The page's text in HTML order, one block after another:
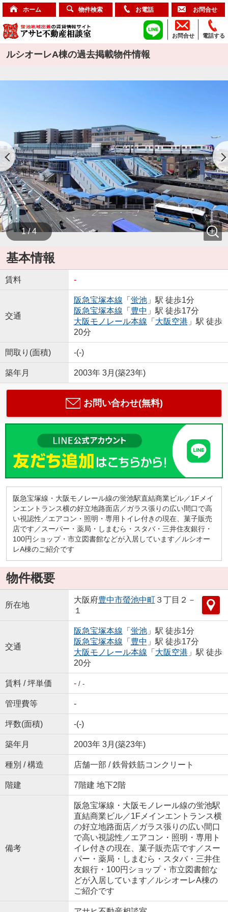
ホーム 物件検索 お電話 お問合せ
電話する
お問合せ
ルシオーレA棟の過去掲載物件情報
1 / 4
基本情報
賃料 -
交通
阪急宝塚本線 「 蛍池」駅 徒歩1分
阪急宝塚本線 「 豊中 」駅 徒歩17分
大阪モノレール本線 「 大阪空港 」駅 徒歩
20分
間取り(面積) -(-)
築年月 2003年 3月(築23年)
お問い合わせ(無料)
阪急宝塚線・大阪モノレール線の蛍池駅直結商業ビル／1Fメイ
ンエントランス横の好立地路面店／ガラス張りの広い間口で高
い視認性／エアコン・照明・専用トイレ付きの現在、菓子販売
店です／スーパー・薬局・しまむら・スタバ・三井住友銀行・
100円ショップ・市立図書館などが入居しています／ルシオー
レA棟のご紹介です
物件概要
所在地
大阪府豊中市螢池中町３丁目２－
１
交通
阪急宝塚本線 「 蛍池」駅 徒歩1分
阪急宝塚本線 「 豊中 」駅 徒歩17分
大阪モノレール本線 「 大阪空港 」駅 徒歩
20分
賃料 / 坪単価 -/ -
管理費等 -
坪数(面積) -(-)
築年月 2003年 3月(築23年)
種別 / 構造 店舗一部 / 鉄骨鉄筋コンクリート
階建 7階建 地下2階
備考
阪急宝塚線・大阪モノレール線の蛍池駅
直結商業ビル／1Fメインエントランス横
の好立地路面店／ガラス張りの広い間口
で高い視認性／エアコン・照明・専用ト
イレ付きの現在、菓子販売店です／スー
パー・薬局・しまむら・スタバ・三井住
友銀行・100円ショップ・市立図書館な
どが入居しています／ルシオーレA棟の
ご紹介です